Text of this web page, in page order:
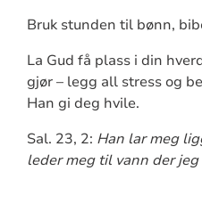
Bruk stunden til bønn,
La Gud få plass i din
gjør – legg all stress og
Han gi deg hvile.
Sal. 23, 2: Han lar meg
leder meg til vann der